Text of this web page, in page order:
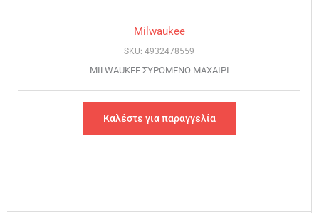
Milwaukee
SKU: 4932478559
MILWAUKEE ΣΥΡΟΜΕΝΟ ΜΑΧΑΙΡΙ
Καλέστε για παραγγελία